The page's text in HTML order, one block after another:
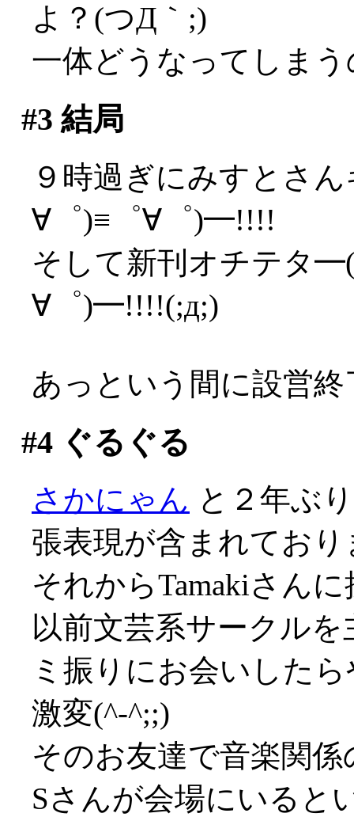
よ？(つД｀;)
一体どうなってしま
#3 結局
９時過ぎにみすとさ
∀゜)≡゜∀゜)━!!!!
そして新刊オチテタ
∀゜)━!!!!(;д;)
あっという間に設営終
#4ぐるぐる
さかにゃん と２年ぶ
張表現が含まれており
それからTamakiさん
以前文芸系サークル
ミ振りにお会いした
激変(^-^;;)
そのお友達で音楽関
Sさんが会場にいると